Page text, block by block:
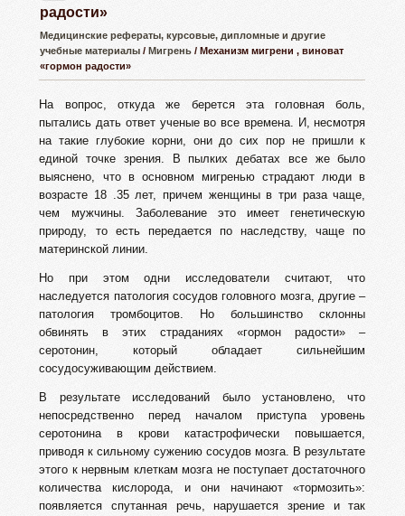
радости»
Медицинские рефераты, курсовые, дипломные и другие
учебные материалы / Мигрень / Механизм мигрени , виноват
«гормон радости»
На вопрос, откуда же берется эта головная боль,
пытались дать ответ ученые во все времена. И, несмотря
на такие глубокие корни, они до сих пор не пришли к
единой точке зрения. В пылких дебатах все же было
выяснено, что в основном мигренью страдают люди в
возрасте 18 .35 лет, причем женщины в три раза чаще,
чем мужчины. Заболевание это имеет генетическую
природу, то есть передается по наследству, чаще по
материнской линии.
Но при этом одни исследователи считают, что
наследуется патология сосудов головного мозга, другие –
патология тромбоцитов. Но большинство склонны
обвинять в этих страданиях «гормон радости» –
серотонин, который обладает сильнейшим
сосудосуживающим действием.
В результате исследований было установлено, что
непосредственно перед началом приступа уровень
серотонина в крови катастрофически повышается,
приводя к сильному сужению сосудов мозга. В результате
этого к нервным клеткам мозга не поступает достаточного
количества кислорода, и они начинают «тормозить»:
появляется спутанная речь, нарушается зрение и так